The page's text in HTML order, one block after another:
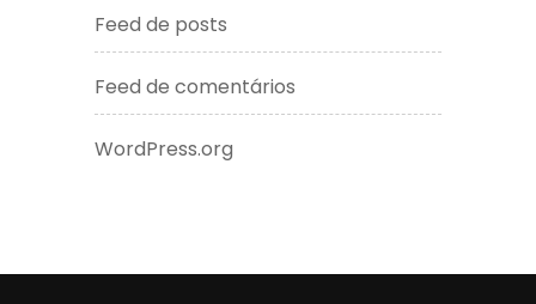
Feed de posts
Feed de comentários
WordPress.org